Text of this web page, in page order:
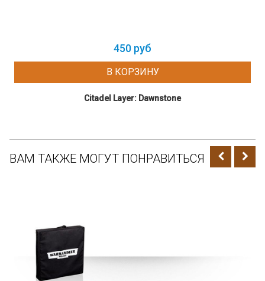
450 руб
В КОРЗИНУ
Citadel Layer: Dawnstone
ВАМ ТАКЖЕ МОГУТ ПОНРАВИТЬСЯ